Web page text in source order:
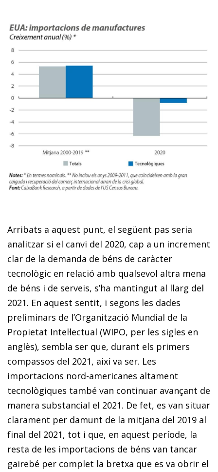
Arribats a aquest punt, el següent pas seria
analitzar si el canvi del 2020, cap a un increment
clar de la demanda de béns de caràcter
tecnològic en relació amb qualsevol altra mena
de béns i de serveis, s’ha mantingut al llarg del
2021. En aquest sentit, i segons les dades
preliminars de l’Organització Mundial de la
Propietat Intel·lectual (WIPO, per les sigles en
anglès), sembla ser que, durant els primers
compassos del 2021, així va ser. Les
importacions nord-americanes altament
tecnològiques també van continuar avançant de
manera substancial el 2021. De fet, es van situar
clarament per damunt de la mitjana del 2019 al
final del 2021, tot i que, en aquest període, la
resta de les importacions de béns van tancar
gairebé per complet la bretxa que es va obrir el